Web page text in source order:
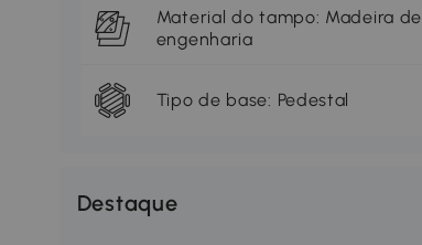
Material do tampo: Madeira de
engenharia
Tipo de base: Pedestal
Destaque